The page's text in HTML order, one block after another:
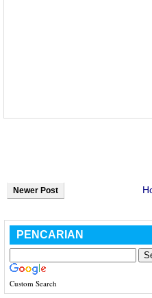
Newer Post
PENCARIAN
Custom Search